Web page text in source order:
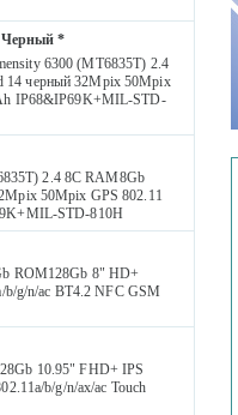
Черный *
6300 (MT6835T) 2.4
14 черный 32Mpix 50Mpix
IP68&IP69K+MIL-STD-
2.4 8С RAM8Gb
50Mpix GPS 802.11
STD-810H
ROM128Gb 8" HD+
g/n/ac BT4.2 NFC GSM
10.95" FHD+ IPS
b/g/n/ax/ac Touch